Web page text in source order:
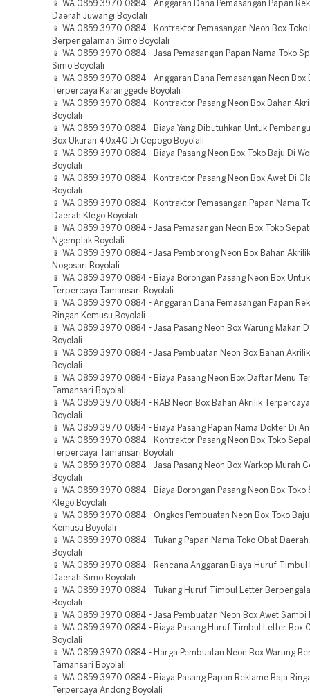
📱 WA 0859 3970 0884 - Anggaran Dana Pemasangan Papan
Daerah Juwangi Boyolali
📱 WA 0859 3970 0884 - Kontraktor Pemasangan Neon Box Toko
Berpengalaman Simo Boyolali
📱 WA 0859 3970 0884 - Jasa Pemasangan Papan Nama Toko
Simo Boyolali
📱 WA 0859 3970 0884 - Anggaran Dana Pemasangan Neon Box
Terpercaya Karanggede Boyolali
📱 WA 0859 3970 0884 - Kontraktor Pasang Neon Box Bahan
Boyolali
📱 WA 0859 3970 0884 - Biaya Yang Dibutuhkan Untuk
Box Ukuran 40x40 Di Cepogo Boyolali
📱 WA 0859 3970 0884 - Biaya Pasang Neon Box Toko Baju Di
Boyolali
📱 WA 0859 3970 0884 - Kontraktor Pasang Neon Box Awet Di
Boyolali
📱 WA 0859 3970 0884 - Kontraktor Pemasangan Papan Nama
Daerah Klego Boyolali
📱 WA 0859 3970 0884 - Jasa Pemasangan Neon Box Toko
Ngemplak Boyolali
📱 WA 0859 3970 0884 - Jasa Pemborong Neon Box Bahan
Nogosari Boyolali
📱 WA 0859 3970 0884 - Biaya Borongan Pasang Neon Box
Terpercaya Tamansari Boyolali
📱 WA 0859 3970 0884 - Anggaran Dana Pemasangan Papan
Ringan Kemusu Boyolali
📱 WA 0859 3970 0884 - Jasa Pasang Neon Box Warung Makan
Boyolali
📱 WA 0859 3970 0884 - Jasa Pembuatan Neon Box Bahan
Boyolali
📱 WA 0859 3970 0884 - Biaya Pasang Neon Box Daftar Menu
Tamansari Boyolali
📱 WA 0859 3970 0884 - RAB Neon Box Bahan Akrilik
Boyolali
📱 WA 0859 3970 0884 - Biaya Pasang Papan Nama Dokter Di
📱 WA 0859 3970 0884 - Kontraktor Pasang Neon Box Toko
Terpercaya Tamansari Boyolali
📱 WA 0859 3970 0884 - Jasa Pasang Neon Box Warkop Murah
Boyolali
📱 WA 0859 3970 0884 - Biaya Borongan Pasang Neon Box Toko
Klego Boyolali
📱 WA 0859 3970 0884 - Ongkos Pembuatan Neon Box Toko
Kemusu Boyolali
📱 WA 0859 3970 0884 - Tukang Papan Nama Toko Obat
Boyolali
📱 WA 0859 3970 0884 - Rencana Anggaran Biaya Huruf Timbul
Daerah Simo Boyolali
📱 WA 0859 3970 0884 - Tukang Huruf Timbul Letter
Boyolali
📱 WA 0859 3970 0884 - Jasa Pembuatan Neon Box Awet Sambi
📱 WA 0859 3970 0884 - Biaya Pasang Huruf Timbul Letter Box
Boyolali
📱 WA 0859 3970 0884 - Harga Pembuatan Neon Box Warung
Tamansari Boyolali
📱 WA 0859 3970 0884 - Biaya Pasang Papan Reklame Baja
Terpercaya Andong Boyolali